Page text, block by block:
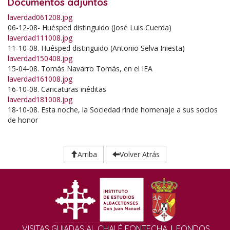
laverdad061208.jpg
06-12-08- Huésped distinguido (José Luis Cuerda)
laverdad111008.jpg
11-10-08. Huésped distinguido (Antonio Selva Iniesta)
laverdad150408.jpg
15-04-08. Tomás Navarro Tomás, en el IEA
laverdad161008.jpg
16-10-08. Caricaturas inéditas
laverdad181008.jpg
18-10-08. Esta noche, la Sociedad rinde homenaje a sus socios
de honor
Arriba Volver Atrás